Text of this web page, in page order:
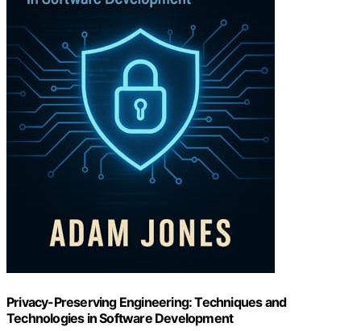
Privacy-Preserving Engineering: Techniques and
Technologies in Software Development